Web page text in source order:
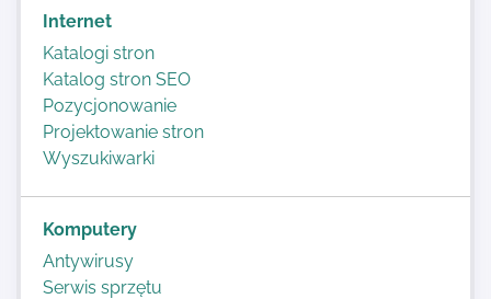
Internet
Katalogi stron
Katalog stron SEO
Pozycjonowanie
Projektowanie stron
Wyszukiwarki
Komputery
Antywirusy
Serwis sprzętu